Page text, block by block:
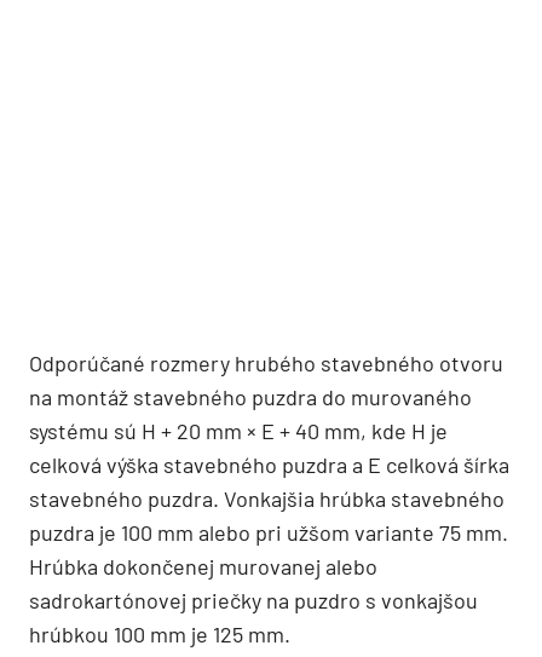
Odporúčané rozmery hrubého stavebného otvoru
na montáž stavebného puzdra do murovaného
systému sú H + 20 mm × E + 40 mm, kde H je
celková výška stavebného puzdra a E celková šírka
stavebného puzdra. Vonkajšia hrúbka stavebného
puzdra je 100 mm alebo pri užšom variante 75 mm.
Hrúbka dokončenej murovanej alebo
sadrokartónovej priečky na puzdro s vonkajšou
hrúbkou 100 mm je 125 mm.